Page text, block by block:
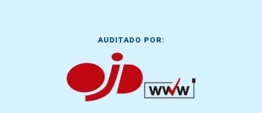
AUDITADO POR: